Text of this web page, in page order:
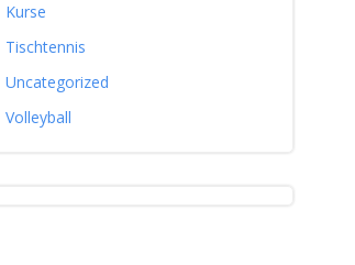
Kurse
Tischtennis
Uncategorized
Volleyball